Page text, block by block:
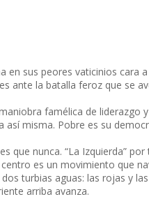
en sus peores vaticinios cara
ante la batalla feroz que se
famélica de liderazgo
misma. Pobre es su
que nunca. “La Izquierda”
es un movimiento que
turbias aguas: las rojas y
arriba avanza.